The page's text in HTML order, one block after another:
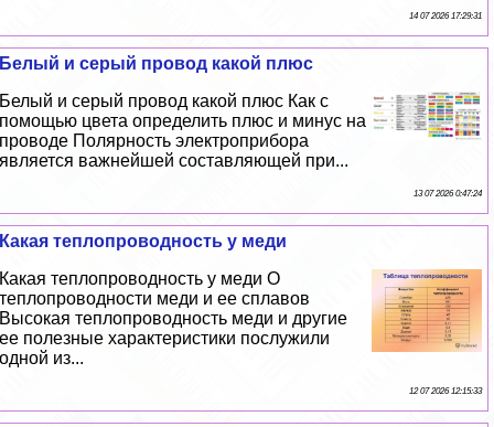
14 07 2026 17:29:31
Белый и серый провод какой плюс
Белый и серый провод какой плюс Как с
помощью цвета определить плюс и минус на
проводе Полярность электроприбора
является важнейшей составляющей при...
13 07 2026 0:47:24
Какая теплопроводность у меди
Какая теплопроводность у меди О
теплопроводности меди и ее сплавов
Высокая теплопроводность меди и другие
ее полезные хаpaктеристики послужили
одной из...
12 07 2026 12:15:33